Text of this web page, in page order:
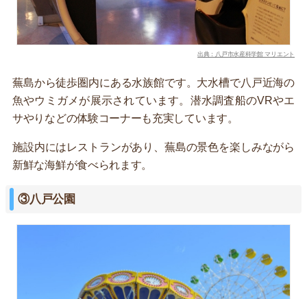
出典：八戸市水産科学館 マリエント
蕪島から徒歩圏内にある水族館です。大水槽で八戸近海の
魚やウミガメが展示されています。潜水調査船のVRやエ
サやりなどの体験コーナーも充実しています。
施設内にはレストランがあり、蕪島の景色を楽しみながら
新鮮な海鮮が食べられます。
③八戸公園